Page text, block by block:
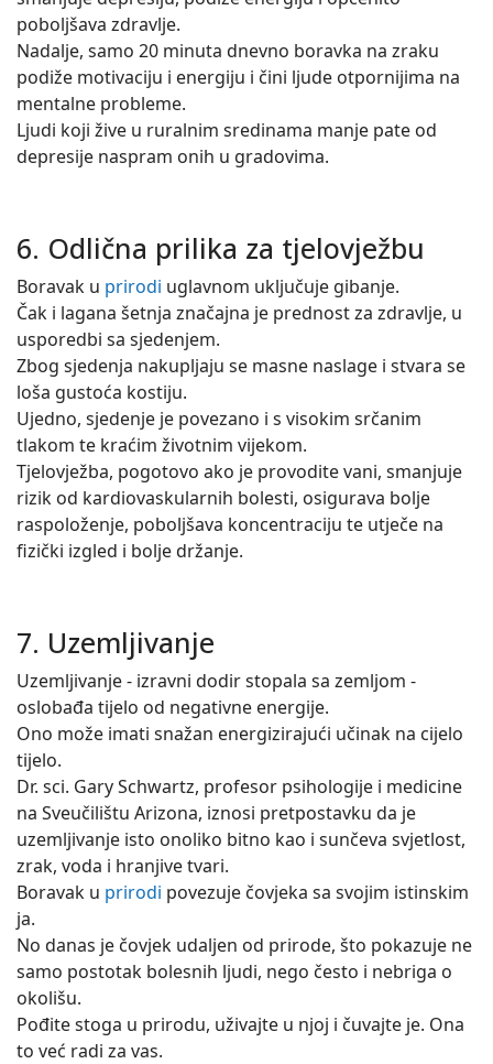
poboljšava zdravlje.
Nadalje, samo 20 minuta dnevno boravka na zraku
podiže motivaciju i energiju i čini ljude otpornijima na
mentalne probleme.
Ljudi koji žive u ruralnim sredinama manje pate od
depresije naspram onih u gradovima.
6. Odlična prilika za tjelovježbu
Boravak u prirodi uglavnom uključuje gibanje.
Čak i lagana šetnja značajna je prednost za zdravlje, u
usporedbi sa sjedenjem.
Zbog sjedenja nakupljaju se masne naslage i stvara se
loša gustoća kostiju.
Ujedno, sjedenje je povezano i s visokim srčanim
tlakom te kraćim životnim vijekom.
Tjelovježba, pogotovo ako je provodite vani, smanjuje
rizik od kardiovaskularnih bolesti, osigurava bolje
raspoloženje, poboljšava koncentraciju te utječe na
fizički izgled i bolje držanje.
7. Uzemljivanje
Uzemljivanje - izravni dodir stopala sa zemljom -
oslobađa tijelo od negativne energije.
Ono može imati snažan energizirajući učinak na cijelo
tijelo.
Dr. sci. Gary Schwartz, profesor psihologije i medicine
na Sveučilištu Arizona, iznosi pretpostavku da je
uzemljivanje isto onoliko bitno kao i sunčeva svjetlost,
zrak, voda i hranjive tvari.
Boravak u prirodi povezuje čovjeka sa svojim istinskim
ja.
No danas je čovjek udaljen od prirode, što pokazuje ne
samo postotak bolesnih ljudi, nego često i nebriga o
okolišu.
Pođite stoga u prirodu, uživajte u njoj i čuvajte je. Ona
to već radi za vas.